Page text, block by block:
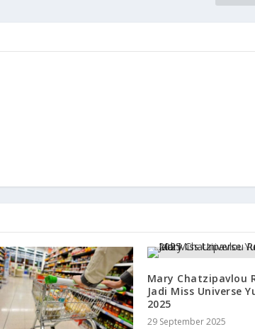
Mary Chatzipavlou
Jadi Miss Universe
2025
29 September 2025